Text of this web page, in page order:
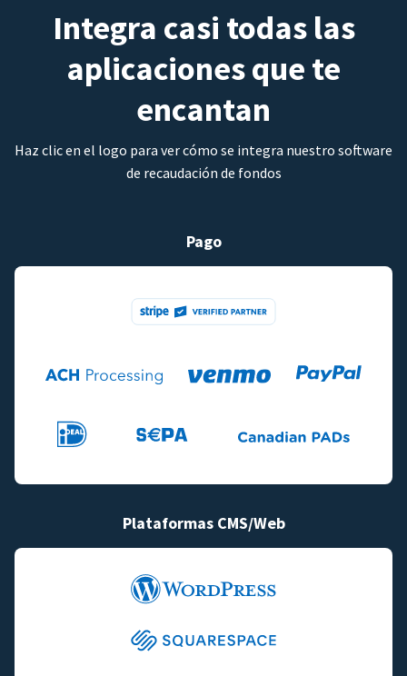
Integra casi todas las
aplicaciones que te
encantan
Haz clic en el logo para ver cómo se integra nuestro software
de recaudación de fondos
Pago
Plataformas CMS/Web